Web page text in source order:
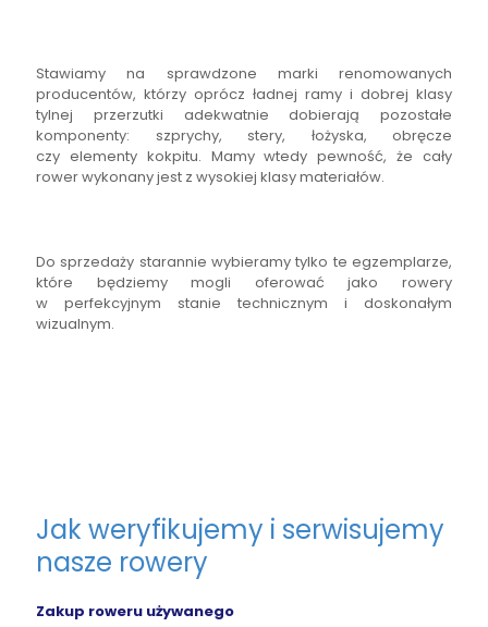
Stawiamy na sprawdzone marki renomowanych
producentów, którzy oprócz ładnej ramy i dobrej klasy
tylnej przerzutki adekwatnie dobierają pozostałe
komponenty: szprychy, stery, łożyska, obręcze
czy elementy kokpitu. Mamy wtedy pewność, że cały
rower wykonany jest z wysokiej klasy materiałów.
Do sprzedaży starannie wybieramy tylko te egzemplarze,
które będziemy mogli oferować jako rowery
w perfekcyjnym stanie technicznym i doskonałym
wizualnym.
Jak weryfikujemy i serwisujemy
nasze rowery
Zakup roweru używanego